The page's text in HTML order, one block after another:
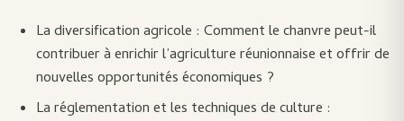
La diversification agricole : Comment le chanvre peut-il
contribuer à enrichir l’agriculture réunionnaise et offrir de
nouvelles opportunités économiques ?
La réglementation et les techniques de culture :